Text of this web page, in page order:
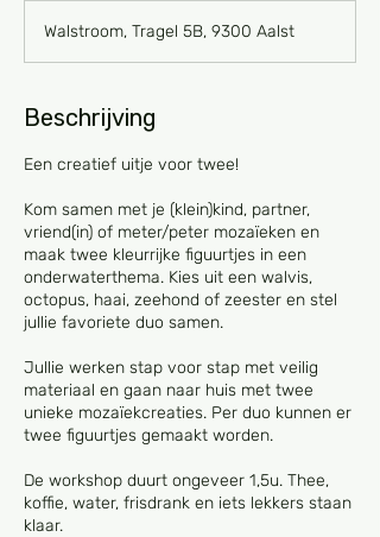
Walstroom, Tragel 5B, 9300 Aalst
Beschrijving
Een creatief uitje voor twee!
Kom samen met je (klein)kind, partner,
vriend(in) of meter/peter mozaïeken en
maak twee kleurrijke figuurtjes in een
onderwaterthema. Kies uit een walvis,
octopus, haai, zeehond of zeester en stel
jullie favoriete duo samen.
Jullie werken stap voor stap met veilig
materiaal en gaan naar huis met twee
unieke mozaïekcreaties. Per duo kunnen er
twee figuurtjes gemaakt worden.
De workshop duurt ongeveer 1,5u. Thee,
koffie, water, frisdrank en iets lekkers staan
klaar.